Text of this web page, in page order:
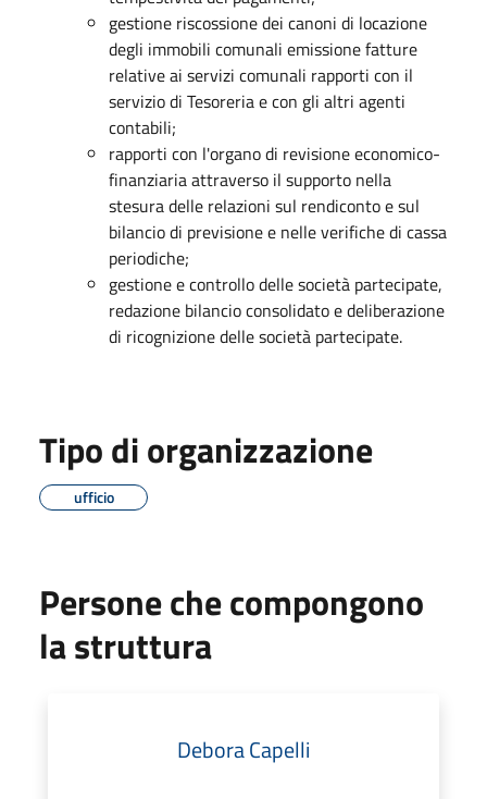
gestione riscossione dei canoni di locazione
degli immobili comunali emissione fatture
relative ai servizi comunali rapporti con il
servizio di Tesoreria e con gli altri agenti
contabili;
rapporti con l'organo di revisione economico-
finanziaria attraverso il supporto nella
stesura delle relazioni sul rendiconto e sul
bilancio di previsione e nelle verifiche di cassa
periodiche;
gestione e controllo delle società partecipate,
redazione bilancio consolidato e deliberazione
di ricognizione delle società partecipate.
Tipo di organizzazione
ufficio
Persone che compongono
la struttura
Debora Capelli